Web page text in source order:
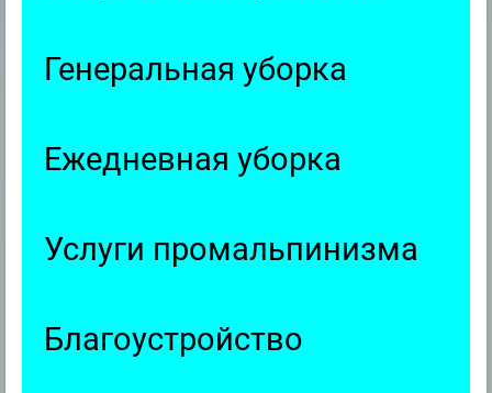
Генеральная уборка
Ежедневная уборка
Услуги промальпинизма
Благоустройство